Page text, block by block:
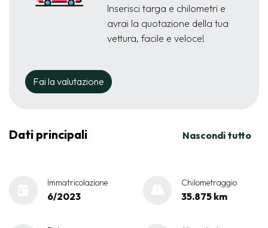
Inserisci targa e chilometri e
avrai la quotazione della tua
vettura, facile e veloce!
Fai la valutazione
Dati principali Nascondi tutto
Immatricolazione
6/2023
Chilometraggio
35.875 km